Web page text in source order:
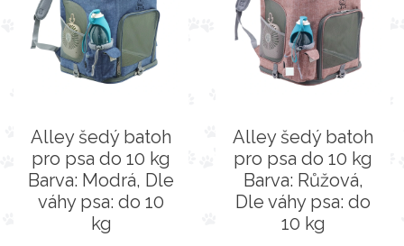
Alley šedý batoh
pro psa do 10 kg
Barva: Modrá, Dle
váhy psa: do 10
kg
Alley šedý batoh
pro psa do 10 kg
Barva: Růžová,
Dle váhy psa: do
10 kg